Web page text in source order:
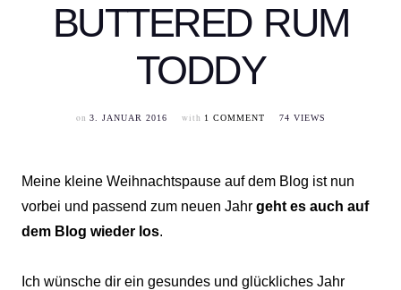
BUTTERED RUM
TODDY
on 3. JANUAR 2016 with 1 COMMENT 74 VIEWS
Meine kleine Weihnachtspause auf dem Blog ist nun
vorbei und passend zum neuen Jahr geht es auch auf
dem Blog wieder los.
Ich wünsche dir ein gesundes und glückliches Jahr